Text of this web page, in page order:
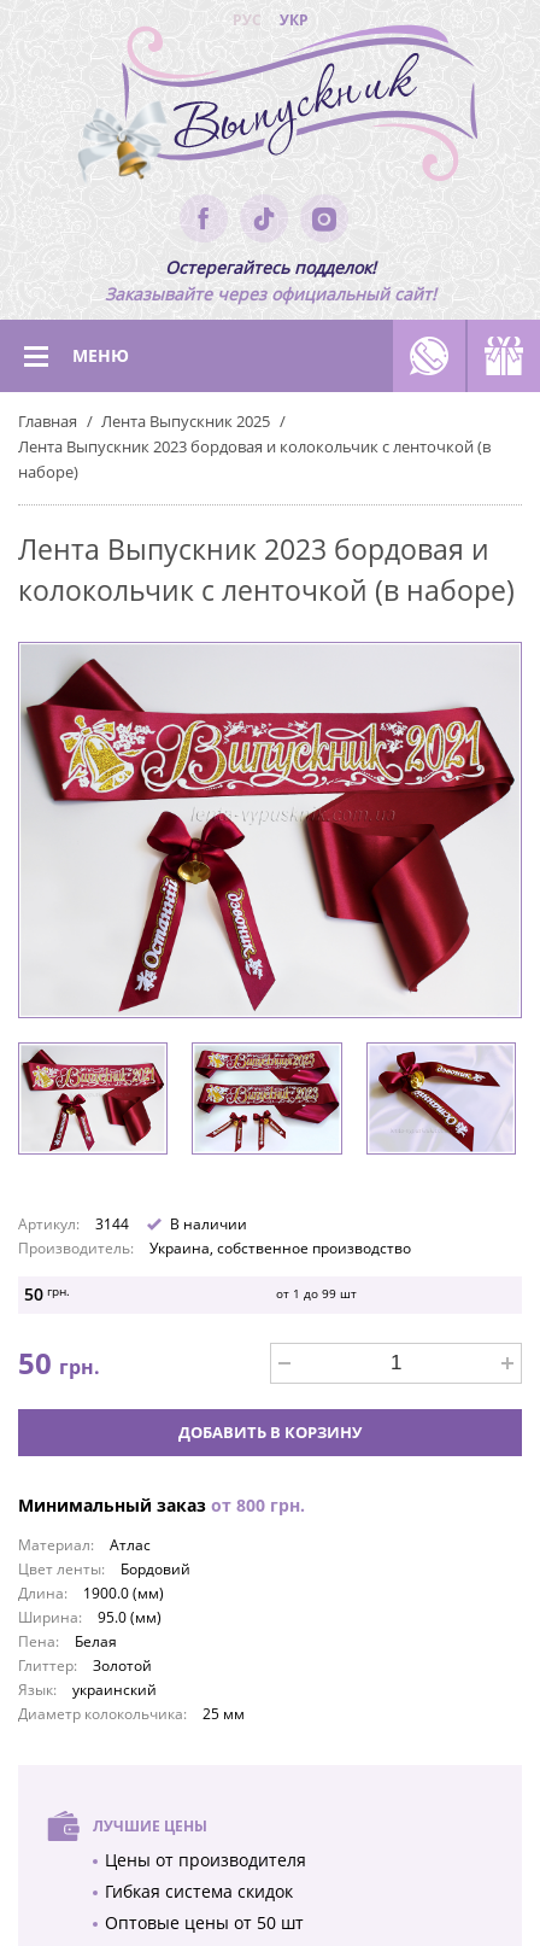
РУС УКР
Остерегайтесь подделок!
Заказывайте через официальный сайт!
МЕНЮ
Главная
Лента Выпускник 2025
Лента Выпускник 2023 бордовая и колокольчик с ленточкой (в
наборе)
Лента Выпускник 2023 бордовая и
колокольчик с ленточкой (в наборе)
Артикул: 3144
В наличии
Производитель:
Украина, собственное производство
50 грн. от 1 до 99 шт
50 грн.
ДОБАВИТЬ В КОРЗИНУ
Минимальный заказ от 800 грн.
Материал:
Атлас
Цвет ленты:
Бордовий
Длина:
1900.0 (мм)
Ширина:
95.0 (мм)
Пена:
Белая
Глиттер:
Золотой
Язык:
украинский
Диаметр колокольчика:
25 мм
ЛУЧШИЕ ЦЕНЫ
Цены от производителя
Гибкая система скидок
Оптовые цены от 50 шт